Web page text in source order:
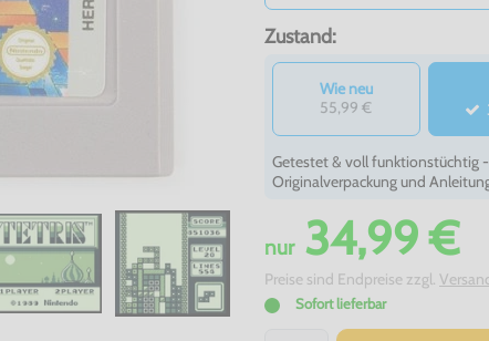
Zustand:
Wie neu
55,99 €
Getestet & voll funktionstüchtig
Originalverpackung und
nur34,99 €
Preise sind Endpreise zzgl.
Sofort lieferbar